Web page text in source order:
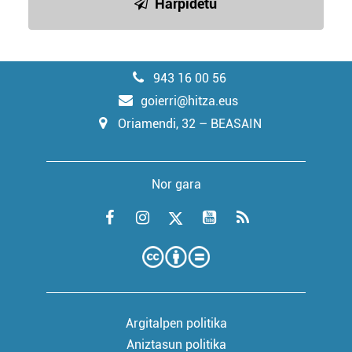
Harpidetu
943 16 00 56
goierri@hitza.eus
Oriamendi, 32 – BEASAIN
Nor gara
Argitalpen politika
Aniztasun politika